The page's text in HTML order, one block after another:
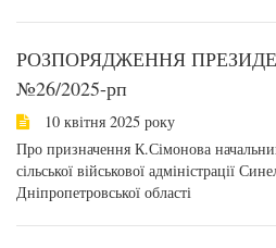
РОЗПОРЯДЖЕННЯ
№26/2025-рп
10 квітня 2025 року
Про призначення К.Сімонова
сільської військової адміністрації
Дніпропетровської області